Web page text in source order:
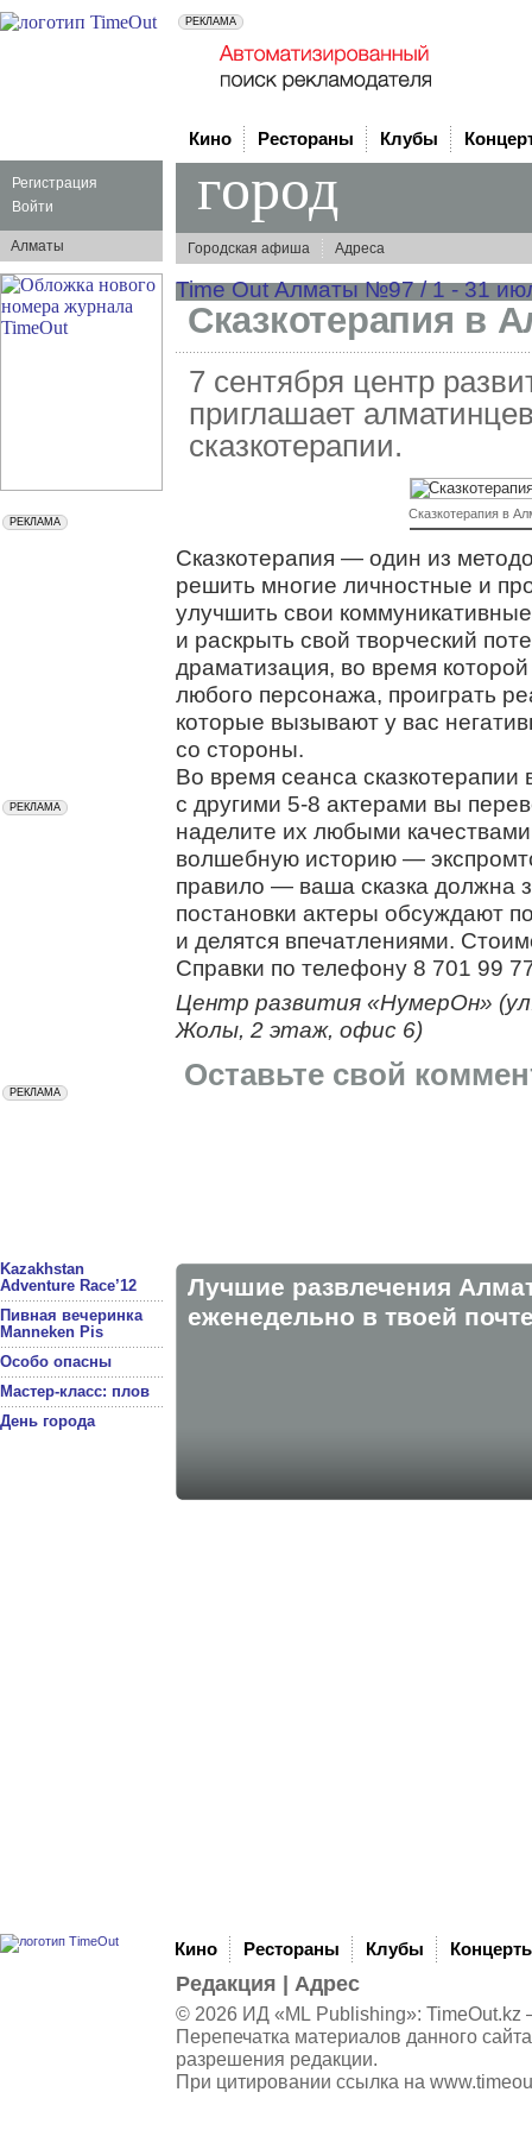
Регистрация
Войти
Алматы
Kazakhstan
Adventure Race’12
Пивная вечеринка
Manneken Pis
Особо опасны
Мастер-класс: плов
День города
Кино Рестораны Клубы
город
Городская афиша Адреса
Time Out Алматы №97 / 1 - 31
Сказкотерапия в
7 сентября центр
приглашает
сказкотерапии.
Сказкотерапия в
Сказкотерапия — один из
решить многие личностные и
улучшить свои
и раскрыть свой творческий
драматизация, во время
любого персонажа, проиграть
которые вызывают у вас
со стороны.
Во время сеанса
с другими 5-8 актерами вы
наделите их любыми
волшебную историю —
правило — ваша сказка должна
постановки актеры обсуждают
и делятся впечатлениями.
Справки по телефону 8 701 99
Центр развития «НумерОн»
Жолы, 2 этаж, офис 6)
Оставьте свой
Лучшие развлечения
eженедельно в твоей
Кино Рестораны Клубы
Редакция Адрес
© 2026 ИД «ML Publishing»: TimeOut.kz
Перепечатка материалов данного
разрешения редакции.
При цитировании ссылка на